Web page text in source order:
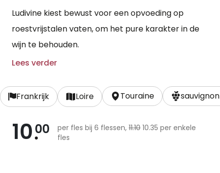
Ludivine kiest bewust voor een opvoeding op
roestvrijstalen vaten, om het pure karakter in de
wijn te behouden.
Lees verder
Frankrijk Loire Touraine
10 00 per fles bij 6 flessen, 11.10 10.35 per enkele
fles